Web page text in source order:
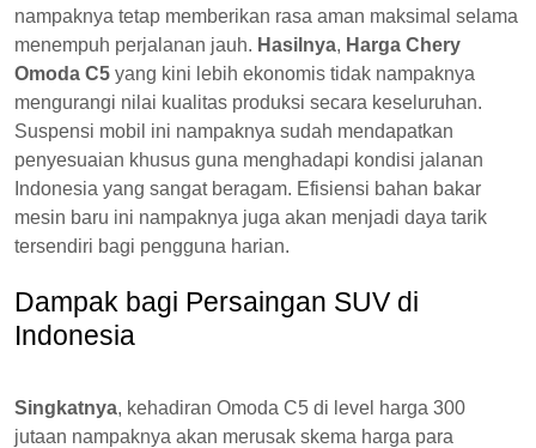
nampaknya tetap memberikan rasa aman maksimal selama
menempuh perjalanan jauh. Hasilnya, Harga Chery
Omoda C5 yang kini lebih ekonomis tidak nampaknya
mengurangi nilai kualitas produksi secara keseluruhan.
Suspensi mobil ini nampaknya sudah mendapatkan
penyesuaian khusus guna menghadapi kondisi jalanan
Indonesia yang sangat beragam. Efisiensi bahan bakar
mesin baru ini nampaknya juga akan menjadi daya tarik
tersendiri bagi pengguna harian.
Dampak bagi Persaingan SUV di
Indonesia
Singkatnya, kehadiran Omoda C5 di level harga 300
jutaan nampaknya akan merusak skema harga para